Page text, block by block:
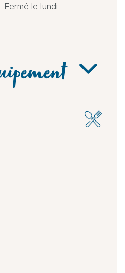
Fermé le lundi.